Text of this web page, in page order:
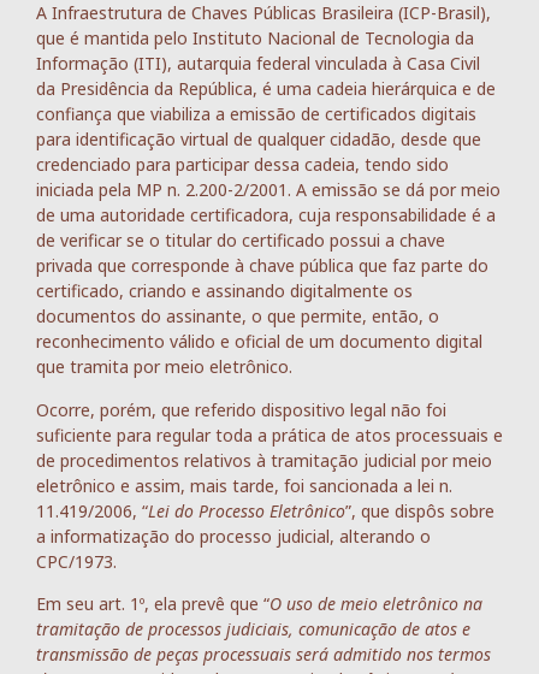
A Infraestrutura de Chaves Públicas Brasileira (ICP-Brasil),
que é mantida pelo Instituto Nacional de Tecnologia da
Informação (ITI), autarquia federal vinculada à Casa Civil
da Presidência da República, é uma cadeia hierárquica e de
confiança que viabiliza a emissão de certificados digitais
para identificação virtual de qualquer cidadão, desde que
credenciado para participar dessa cadeia, tendo sido
iniciada pela MP n. 2.200-2/2001. A emissão se dá por meio
de uma autoridade certificadora, cuja responsabilidade é a
de verificar se o titular do certificado possui a chave
privada que corresponde à chave pública que faz parte do
certificado, criando e assinando digitalmente os
documentos do assinante, o que permite, então, o
reconhecimento válido e oficial de um documento digital
que tramita por meio eletrônico.
Ocorre, porém, que referido dispositivo legal não foi
suficiente para regular toda a prática de atos processuais e
de procedimentos relativos à tramitação judicial por meio
eletrônico e assim, mais tarde, foi sancionada a lei n.
11.419/2006, “Lei do Processo Eletrônico”, que dispôs sobre
a informatização do processo judicial, alterando o
CPC/1973.
Em seu art. 1º, ela prevê que “O uso de meio eletrônico na
tramitação de processos judiciais, comunicação de atos e
transmissão de peças processuais será admitido nos termos